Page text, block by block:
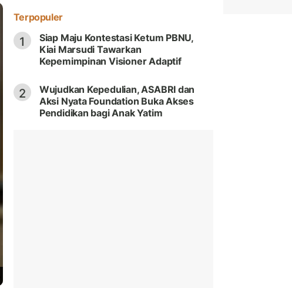
Terpopuler
1
Siap Maju Kontestasi Ketum PBNU,
Kiai Marsudi Tawarkan
Kepemimpinan Visioner Adaptif
2
Wujudkan Kepedulian, ASABRI dan
Aksi Nyata Foundation Buka Akses
Pendidikan bagi Anak Yatim